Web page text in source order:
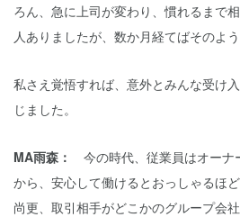
ろん、急に上司が変わり、慣れるまで
人ありましたが、数か月経てばそのよ
私さえ覚悟すれば、意外とみんな受け
じました。
MA雨森：
今の時代、従業員はオーナ
から、安心して働けるとおっしゃるほ
尚更、取引相手がどこかのグループ会